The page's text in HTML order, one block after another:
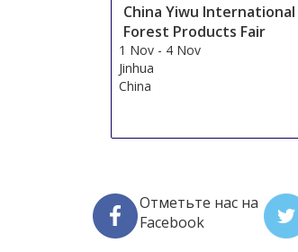
China Yiwu International
Forest Products Fair
1 Nov- 4 Nov
Jinhua
China
Отметьте нас на
Faсеbook